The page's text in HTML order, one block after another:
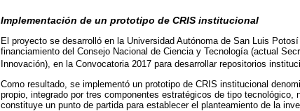
Implementación de un prototipo de CRIS institucional
El proyecto se desarrolló en la Universidad Autónoma de San Luis
financiamiento del Consejo Nacional de Ciencia y Tecnología (actual
Innovación), en la Convocatoria 2017 para desarrollar repositorios
Como resultado, se implementó un prototipo de CRIS institucional
propio, integrado por tres componentes estratégicos de tipo
constituye un punto de partida para establecer el planteamiento de la